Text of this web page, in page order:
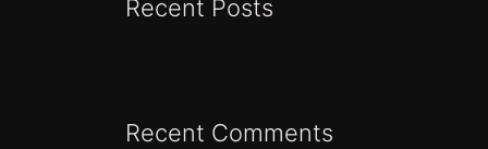
Recent Posts
Recent Comments